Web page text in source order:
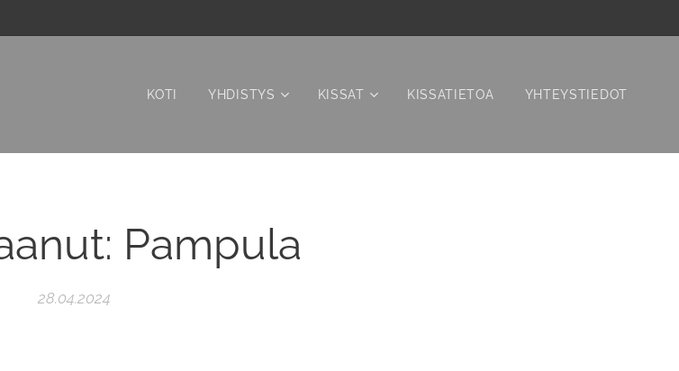
KOTI YHDISTYS KISSAT KISSATIETOA YHTEYSTIEDOT
Pampula
28.04.2024